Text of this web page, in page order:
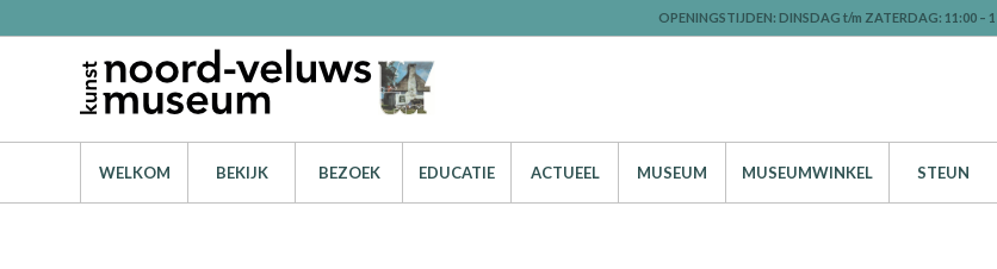
OPENINGSTIJDEN: DINSDAG t/m ZATERDAG: 11:00
WELKOM BEKIJK BEZOEK EDUCATIE ACTUEEL MUSEUM MUSEUMWINKEL STEUN